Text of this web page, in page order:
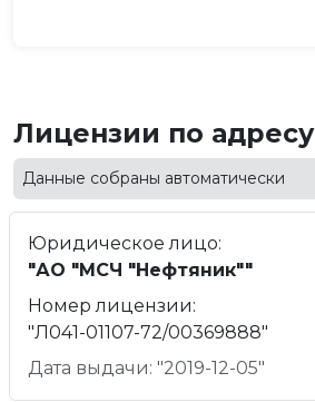
Лицензии по адресу
Данные собраны автоматически
Юридическое лицо:
"АО "МСЧ "Нефтяник""
Номер лицензии:
"Л041-01107-72/00369888"
Дата выдачи: "2019-12-05"